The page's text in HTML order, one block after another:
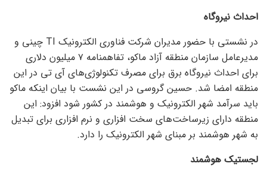
احداث نیروگاه
در نشستی با حضور مدیران شرکت فناوری الکترونیک TI چینی و
مدیرعامل سازمان منطقه آزاد ماکو، تفاهمنامه ۷ میلیون دلاری
برای احداث نیروگاه برق برای مصرف تکنولوژی‌های آی تی در این
منطقه امضا شد. حسین گروسی در این نشست با بیان اینکه ماکو
باید سرآمد شهر الکترونیک و هوشمند در کشور شود افزود: این
منطقه دارای زیرساخت‌های سخت افزاری و نرم افزاری برای تبدیل
به شهر هوشمند بر مبنای شهر الکترونیک را دارد.
لجستیک هوشمند